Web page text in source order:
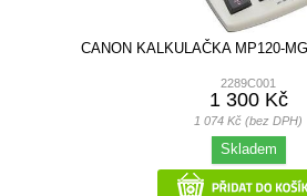
CANON KALKULAČKA MP120-
2289C001
1 300 Kč
1 074 Kč (bez DPH)
Skladem